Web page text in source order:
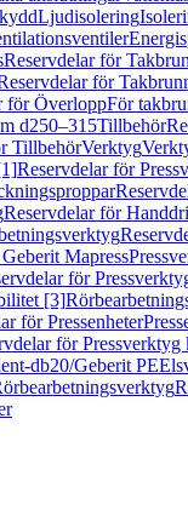
Ljudisolering
Reservdelar för
för
för ÖverloppFör
d250–315Tillbehör
TillbehörVerktyg
Reservdelar för
Reservdelar för
Mapress
för
[3]
för Pressenheter
för
db20/Geberit PE